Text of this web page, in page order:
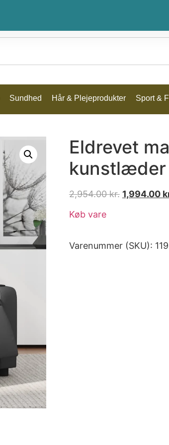
Sundhed Hår & Plejeprodukter Sport &
Eldrevet
kunstlæder
2,954.00kr. 1,994.00
Køb vare
Varenummer (SKU):